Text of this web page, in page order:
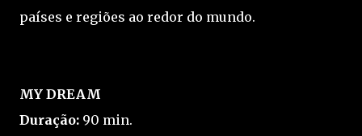
países e regiões ao redor do mundo.
MY DREAM
Duração: 90 min.